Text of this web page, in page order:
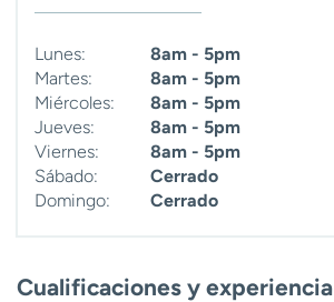
Lunes:
8am - 5pm
Martes:
8am - 5pm
Miércoles:
8am - 5pm
Jueves:
8am - 5pm
Viernes:
8am - 5pm
Sábado:
Cerrado
Domingo:
Cerrado
Cualificaciones y experiencia